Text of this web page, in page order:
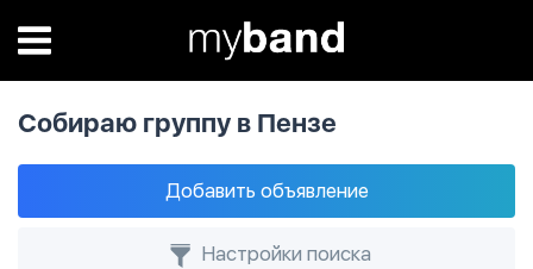
Собираю группу в Пензе
Добавить объявление
Настройки поиска